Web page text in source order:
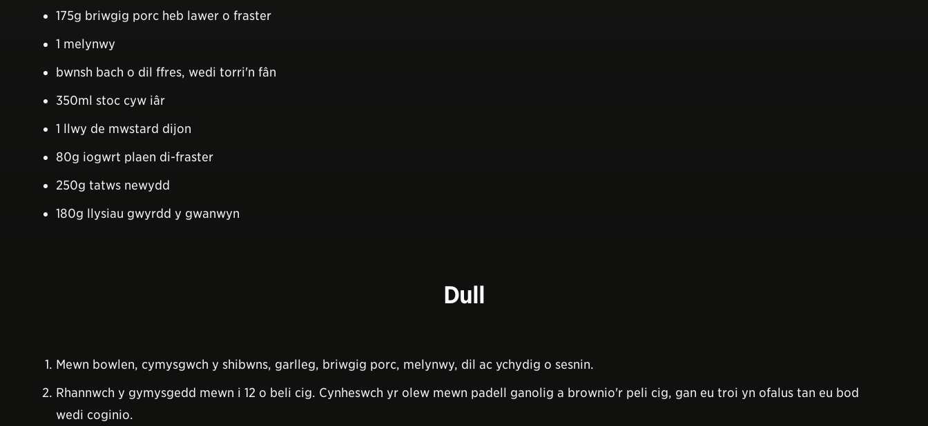
175g briwgig porc heb lawer o fraster
1 melynwy
bwnsh bach o dil ffres, wedi torri'n fân
350ml stoc cyw iâr
1 llwy de mwstard dijon
80g iogwrt plaen di-fraster
250g tatws newydd
180g llysiau gwyrdd y gwanwyn
Dull
Mewn bowlen, cymysgwch y shibwns, garlleg, briwgig porc, melynwy, dil ac ychydig o sesnin.
Rhannwch y gymysgedd mewn i 12 o beli cig. Cynheswch yr olew mewn padell ganolig a brownio'r peli cig, gan eu troi yn ofalus tan eu bod
wedi coginio.